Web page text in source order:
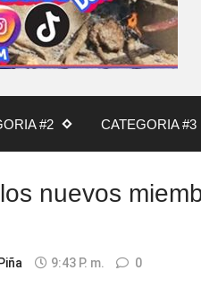
#2 CATEGORIA #3
nuevos
9:43 P. M. 0